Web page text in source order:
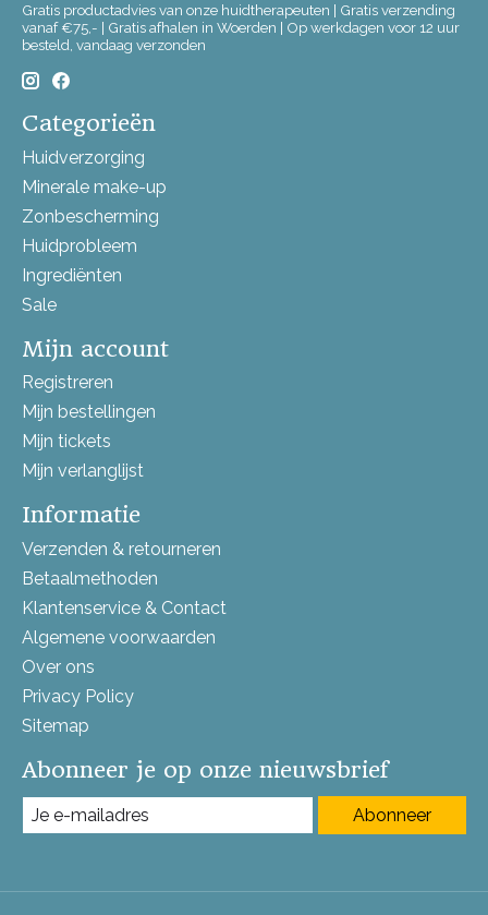
Gratis productadvies van onze huidtherapeuten | Gratis verzending
vanaf €75,- | Gratis afhalen in Woerden | Op werkdagen voor 12 uur
besteld, vandaag verzonden
Categorieën
Huidverzorging
Minerale make-up
Zonbescherming
Huidprobleem
Ingrediënten
Sale
Mijn account
Registreren
Mijn bestellingen
Mijn tickets
Mijn verlanglijst
Informatie
Verzenden & retourneren
Betaalmethoden
Klantenservice & Contact
Algemene voorwaarden
Over ons
Privacy Policy
Sitemap
Abonneer je op onze nieuwsbrief
Abonneer